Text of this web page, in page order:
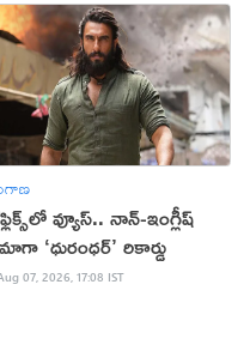
వ్యూస్.. నాన్-ఇంగ్లీష్
‘ధురంధర్’ రికార్డు
07, 2026, 17:08 IST